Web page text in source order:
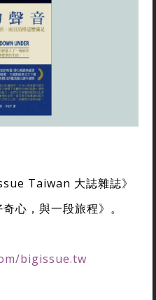
Taiwan 大誌雜誌》
心，與一段旅程》。
bigissue.tw